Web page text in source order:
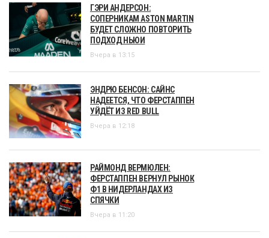
ГЭРИ АНДЕРСОН:
СОПЕРНИКАМ ASTON MARTIN
БУДЕТ СЛОЖНО ПОВТОРИТЬ
ПОДХОД НЬЮИ
Вчера в 13:15
ЭНДРЮ БЕНСОН: САЙНС
НАДЕЕТСЯ, ЧТО ФЕРСТАППЕН
УЙДЁТ ИЗ RED BULL
Вчера в 12:18
РАЙМОНД ВЕРМЮЛЕН:
ФЕРСТАППЕН ВЕРНУЛ РЫНОК
Ф1 В НИДЕРЛАНДАХ ИЗ
СПЯЧКИ
Вчера в 11:20